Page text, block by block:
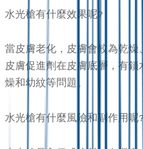
水光槍有什麼效果呢?
當皮膚老化，皮膚會較為乾
皮膚促進劑在皮膚底層，有
燥和幼紋等問題。
水光槍有什麼風險和副作用呢?